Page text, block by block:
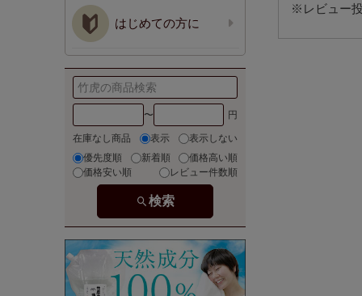
はじめての方に
〜
在庫なし商品 表示
表示しない
優先度順
新着順
価格高い順
価格安い順
レビュー件数順
検索
※レビュー